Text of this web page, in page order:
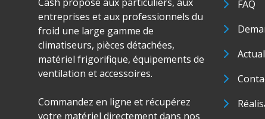
entreprises et aux professionnels du
froid une large gamme de
climatiseurs, pièces détachées,
matériel frigorifique, équipements de
ventilation et accessoires.
Commandez en ligne et récupérez
votre matériel directement dans nos
FAQ